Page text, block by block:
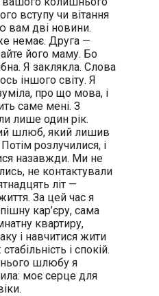
вступу чи вітання
вам дві новини.
немає. Друга —
його маму. Бо
Я заклякла. Слова
іншого світу. Я
про що мова, і
саме мені. З
лише один рік.
шлюб, який лишив
розлучилися, і
назавжди. Ми не
не контактували
літ —
За цей час я
кар’єру, сама
квартиру,
і навчитися жити
і спокій.
шлюбу я
моє серце для